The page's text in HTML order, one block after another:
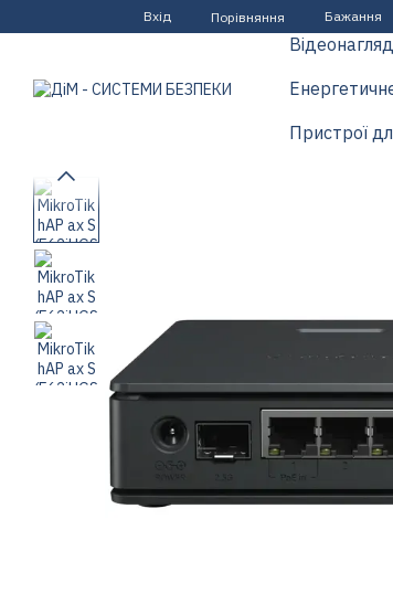
Перейти до основного контенту
Вхід Порівняння Бажання
Відеонагляд
Пристрої